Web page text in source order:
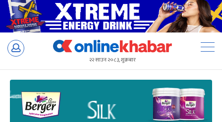
Skip
२२ साउन २०८३, शुक्रबार